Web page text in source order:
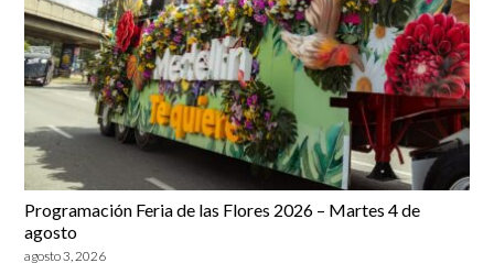
Programación Feria de las Flores 2026 – Martes 4 de
agosto
agosto 3, 2026